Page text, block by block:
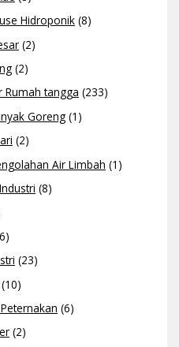
Hidroponik (8)
(2)
(2)
Rumah tangga (233)
Goreng (1)
(2)
Air Limbah (1)
(8)
(23)
(10)
(6)
(2)